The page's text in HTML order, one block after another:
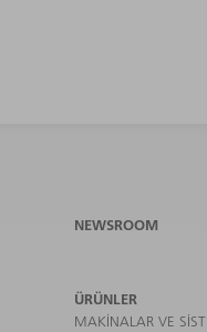
NEWSROOM
ÜRÜNLER
MAKINALAR VE